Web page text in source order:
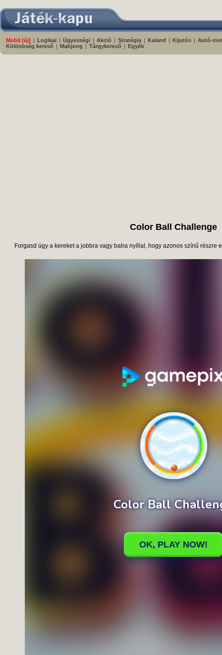
Mobil (új) | Logikai | Ügyességi | Akció | Stratégia | Kaland | Kijutós | Autó-
Különbség kereső | Mahjong | Tárgykereső | Egyéb
Color Ball Challenge
Forgasd úgy a kereket a jobbra vagy balra nyíllal, hogy azonos színű részre